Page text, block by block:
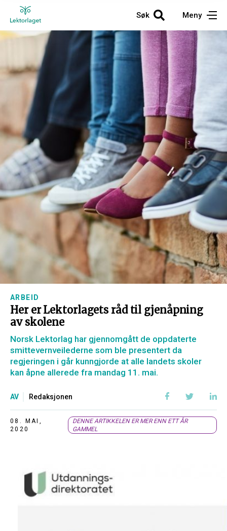
Søk Meny
ARBEID
Her er Lektorlagets råd til gjenåpning
av skolene
Norsk Lektorlag har gjennomgått de oppdaterte
smittevernveilederne som ble presentert da
regjeringen i går kunngjorde at alle landets skoler
kan åpne allerede fra mandag 11. mai.
AV Redaksjonen
08. MAI,
2020
DENNE ARTIKKELEN ER MER ENN ETT ÅR
GAMMEL